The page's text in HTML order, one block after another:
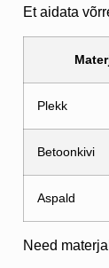
Et aidata
Plekk
Betoonkivi
Aspald
Need